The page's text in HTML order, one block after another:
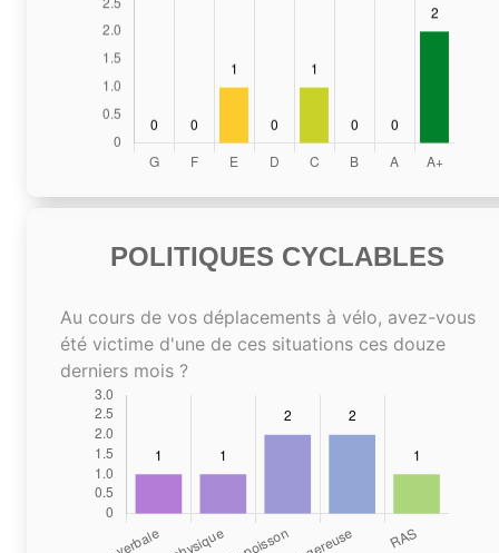
POLITIQUES CYCLABLES
Au cours de vos déplacements à vélo, avez-vous
été victime d'une de ces situations ces douze
derniers mois ?